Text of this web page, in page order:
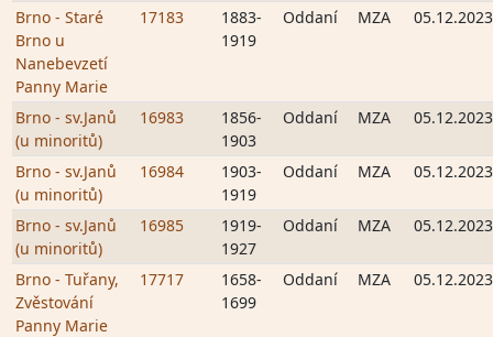
Brno - Staré
Brno u
Nanebevzetí
Panny Marie
17183
1883-
1919
Oddaní MZA 05.12.2023
Brno - sv.Janů
(u minoritů)
16983
1856-
1903
Oddaní MZA 05.12.2023
Brno - sv.Janů
(u minoritů)
16984
1903-
1919
Oddaní MZA 05.12.2023
Brno - sv.Janů
(u minoritů)
16985
1919-
1927
Oddaní MZA 05.12.2023
Brno - Tuřany,
Zvěstování
Panny Marie
17717
1658-
1699
Oddaní MZA 05.12.2023